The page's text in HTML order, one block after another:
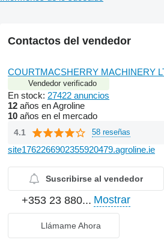
Contactos del vendedor
COURTMACSHERRY MACHINERY
Vendedor verificado
En stock: 27422 anuncios
12 años en Agroline
10 años en el mercado
4.1 58 reseñas
site1762266902355920479.agroline.ie
Suscribirse al vendedor
+353 23 880... Mostrar
Llámame Ahora